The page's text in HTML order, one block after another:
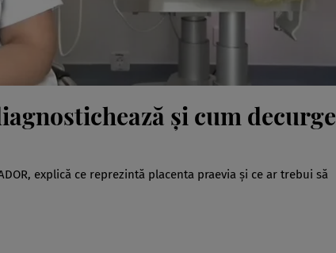
și cum decurge
explică ce reprezintă placenta praevia și ce ar trebui să